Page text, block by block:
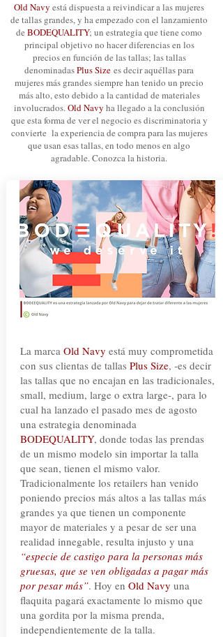
Old Navy está dispuesta a reivindicar a las mujeres
de tallas grandes, y ha empezado con el lanzamiento
de BODEQUALITY; un estrategia que tiene como
principal objetivo no hacer diferencias en los
precios en función de las tallas; las tallas
denominadasPlus Size es decir aquéllas para
mujeres más grandes siempre han tenido un precio
más alto, esto debido a la cantidad de materiales
involucrados.Old Navy ha llegado a la conclusión
que esta forma de ver el negocio es discriminatoria y
convierte la experiencia de compra para las mujeres
que usan esas tallas, en todo menos en algo
agradable. Conozca la historia.
La marca Old Navy está muy comprometida
con sus clientas de tallas Plus Size, -es decir
las tallas que no encajan en las tradicionales,
small, medium, large o extra large-, para lo
cual ha lanzado el pasado mes de agosto
una estrategia denominada
BODEQUALITY, donde todas las prendas
de un mismo modelo sin importar la talla
que sean, tienen el mismo valor.
Tradicionalmente los retailers han venido
poniendo precios más altos a las tallas más
grandes ya que tienen un componente
mayor de materiales y a pesar de ser una
realidad innegable, resulta injusto y una
“especie de castigo para la personas más
gruesas, que se ven obligadas a pagar más
por pesar más”. Hoy en Old Navy una
flaquita pagará exactamente lo mismo que
una gordita por la misma prenda,
independientemente de la talla.